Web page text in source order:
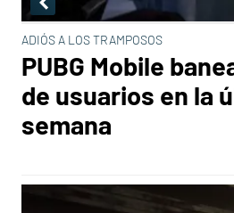
ADIÓS A LOS TRAMPOSOS
PUBG Mobile
de usuarios en la
semana